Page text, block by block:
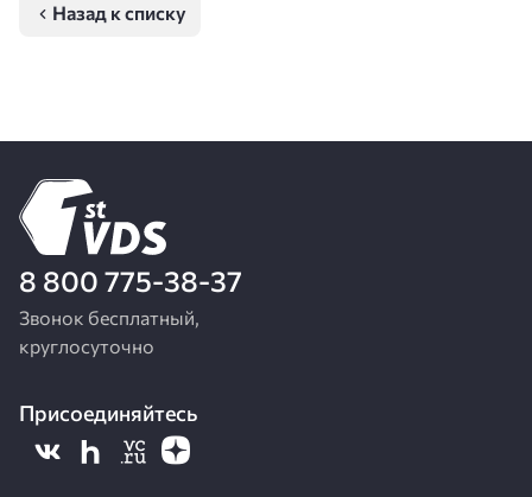
Назад к списку
8 800 775-38-37
Звонок бесплатный,
круглосуточно
Присоединяйтесь